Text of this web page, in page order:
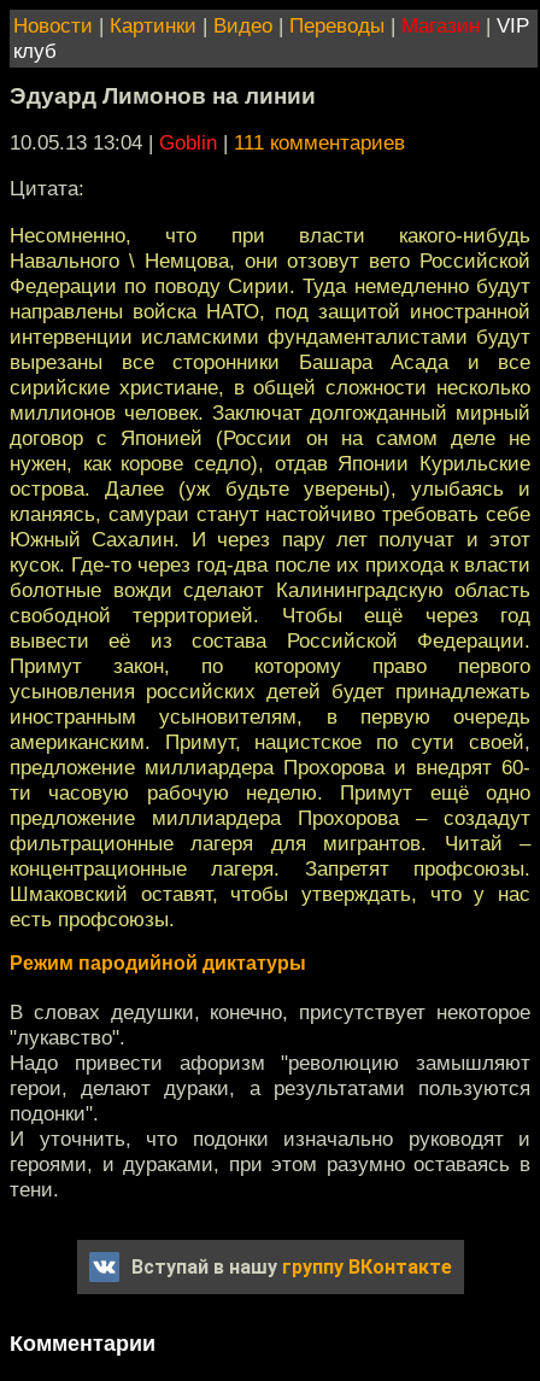
Новости | Картинки | Видео | Переводы | Магазин | VIP
клуб
Эдуард Лимонов на линии
10.05.13 13:04 | Goblin | 111 комментариев
Цитата:
Несомненно, что при власти какого-нибудь
Навального \ Немцова, они отзовут вето Российской
Федерации по поводу Сирии. Туда немедленно будут
направлены войска НАТО, под защитой иностранной
интервенции исламскими фундаменталистами будут
вырезаны все сторонники Башара Асада и все
сирийские христиане, в общей сложности несколько
миллионов человек. Заключат долгожданный мирный
договор с Японией (России он на самом деле не
нужен, как корове седло), отдав Японии Курильские
острова. Далее (уж будьте уверены), улыбаясь и
кланяясь, самураи станут настойчиво требовать себе
Южный Сахалин. И через пару лет получат и этот
кусок. Где-то через год-два после их прихода к власти
болотные вожди сделают Калининградскую область
свободной территорией. Чтобы ещё через год
вывести её из состава Российской Федерации.
Примут закон, по которому право первого
усыновления российских детей будет принадлежать
иностранным усыновителям, в первую очередь
американским. Примут, нацистское по сути своей,
предложение миллиардера Прохорова и внедрят 60-
ти часовую рабочую неделю. Примут ещё одно
предложение миллиардера Прохорова – создадут
фильтрационные лагеря для мигрантов. Читай –
концентрационные лагеря. Запретят профсоюзы.
Шмаковский оставят, чтобы утверждать, что у нас
есть профсоюзы.
Режим пародийной диктатуры
В словах дедушки, конечно, присутствует некоторое
"лукавство".
Надо привести афоризм "революцию замышляют
герои, делают дураки, а результатами пользуются
подонки".
И уточнить, что подонки изначально руководят и
героями, и дураками, при этом разумно оставаясь в
тени.
Вступай в нашу группу ВКонтакте
Комментарии